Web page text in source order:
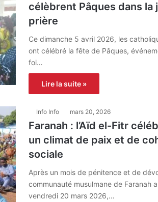
célèbrent Pâques dans la
prière
Ce dimanche 5 avril 2026, les
ont célébré la fête de Pâques,
foi…
Lire la suite »
Info Info mars 20, 2026
Faranah : l’Aïd el-Fitr
un climat de paix et de
sociale
Après un mois de pénitence et de
communauté musulmane de Faranah
vendredi 20 mars 2026,…